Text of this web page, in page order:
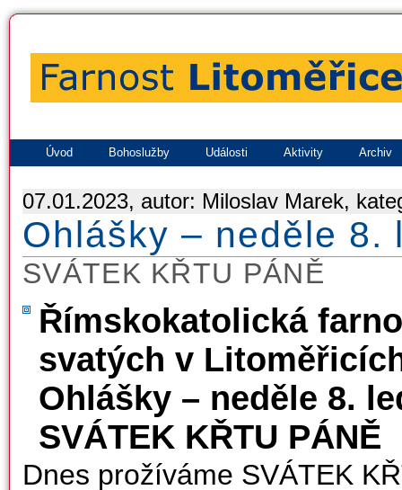
Úvod Bohoslužby Události Aktivity Archiv
07.01.2023, autor: Miloslav Marek,
Ohlášky – neděle 8.
SVÁTEK KŘTU PÁNĚ
Římskokatolická
svatých v
Ohlášky – neděle 8.
SVÁTEK KŘTU PÁNĚ
Dnes prožíváme SVÁTEK